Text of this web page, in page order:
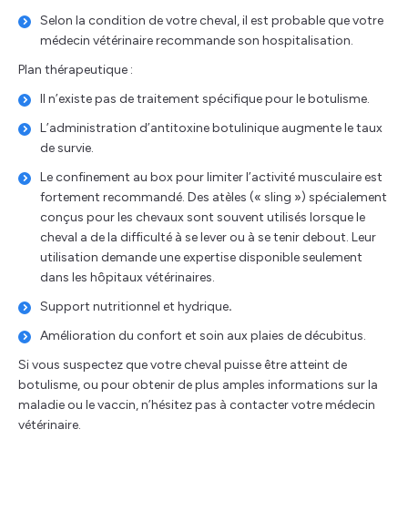
Selon la condition de votre cheval, il est probable que votre
médecin vétérinaire recommande son hospitalisation.
Plan thérapeutique :
Il n’existe pas de traitement spécifique pour le botulisme.
L’administration d’antitoxine botulinique augmente le taux
de survie.
Le confinement au box pour limiter l’activité musculaire est
fortement recommandé. Des atèles (« sling ») spécialement
conçus pour les chevaux sont souvent utilisés lorsque le
cheval a de la difficulté à se lever ou à se tenir debout. Leur
utilisation demande une expertise disponible seulement
dans les hôpitaux vétérinaires.
Support nutritionnel et hydrique.
Amélioration du confort et soin aux plaies de décubitus.
Si vous suspectez que votre cheval puisse être atteint de
botulisme, ou pour obtenir de plus amples informations sur la
maladie ou le vaccin, n’hésitez pas à contacter votre médecin
vétérinaire.